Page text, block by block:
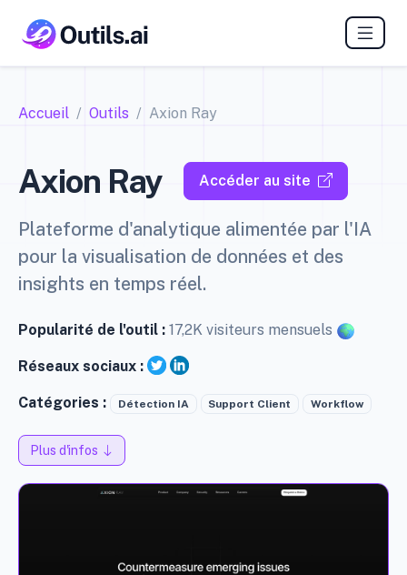
Accueil Outils Axion Ray
Axion Ray Accéder au site
Plateforme d'analytique alimentée par l'IA
pour la visualisation de données et des
insights en temps réel.
Popularité de l'outil : 17,2K visiteurs mensuels
Réseaux sociaux :
Catégories : Détection IA Support Client Workflow
Plus d'infos